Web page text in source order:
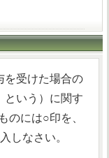
を受けた場合の
という）に関す
のには○印を、
しなさい。